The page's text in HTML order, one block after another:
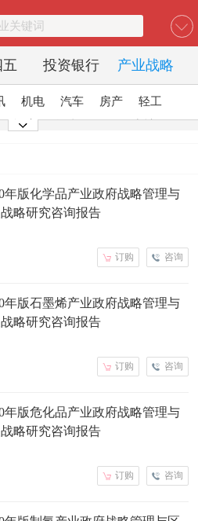
投资银行 产业战略
机电 汽车 房产
轻工
酒店
年版化学品产业政府战略管理与
略研究咨询报告
咨询
订购
年版石墨烯产业政府战略管理与
略研究咨询报告
咨询
订购
年版危化品产业政府战略管理与
略研究咨询报告
咨询
订购